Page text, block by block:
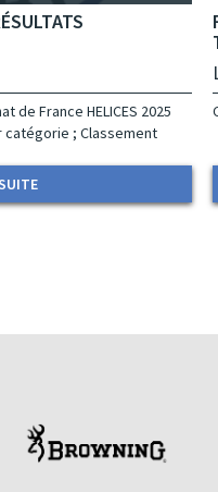
de France HELICES 2025
catégorie ; Classement